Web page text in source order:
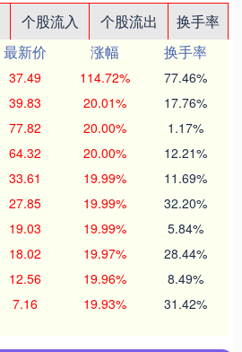
个股流入 个股流出
换手率
最新价 涨幅
换手率
37.49 114.72% 77.46%
39.83 20.01% 17.76%
77.82 20.00% 1.17%
64.32 20.00% 12.21%
33.61 19.99% 11.69%
27.85 19.99% 32.20%
19.03 19.99% 5.84%
18.02 19.97% 28.44%
12.56 19.96% 8.49%
7.16 19.93% 31.42%